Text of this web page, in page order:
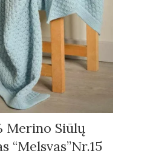
Merino Siūlų
“Melsvas”Nr.15